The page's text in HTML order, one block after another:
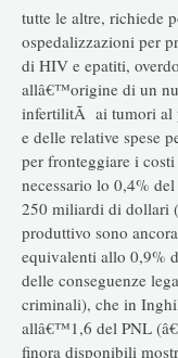
tutte le altre, richiede
ospedalizzazioni per
di HIV e epatiti,
allâ€™origine di un
infertilitÃ ai tumori al
e delle relative spese
per fronteggiare i
necessario lo 0,4%
250 miliardi di dollari
produttivo sono
equivalenti allo 0,9%
delle conseguenze
criminali), che in
allâ€™1,6 del PNL
finora disponibili